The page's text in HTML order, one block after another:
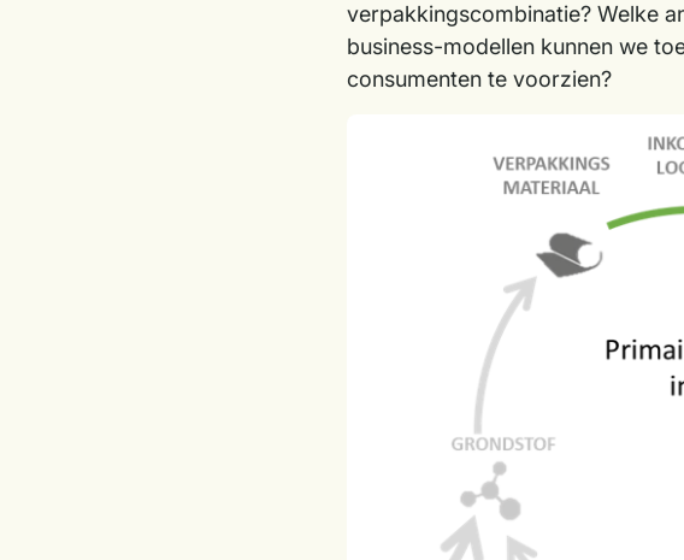
verpakkingscombinatie? Welke
business-modellen kunnen we
consumenten te voorzien?